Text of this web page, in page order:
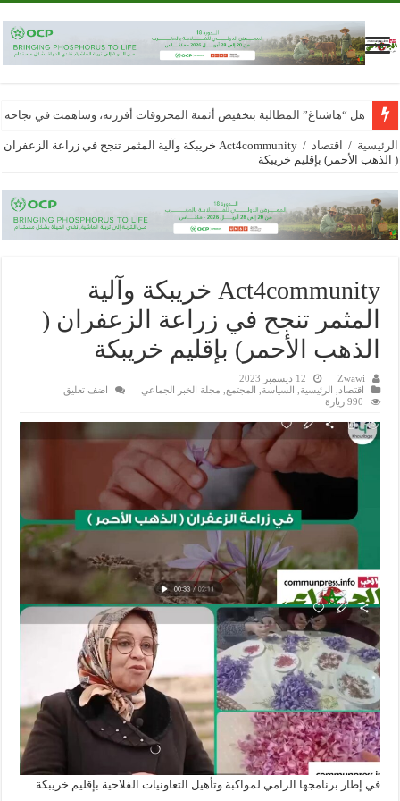
هل “هاشتاغ” المطالبة بتخفيض أثمنة المحروقات أفرزته، وساهمت في
الرئيسية / اقتصاد /
Act4community خريبكة وآلية المثمر تنجح في زراعة الزعفران
( الذهب الأحمر) بإقليم خريبكة
Act4community خريبكة وآلية
المثمر تنجح في زراعة الزعفران (
الذهب الأحمر) بإقليم خريبكة
Zwawi
12 ديسمبر 2023
اقتصاد
الرئيسية السياسة المجتمع مجلة الخبر الجماعي
اضف تعليق
990 زيارة
في إطار برنامجها الرامي لمواكبة وتأهيل التعاونيات الفلاحية بإقليم خريبكة